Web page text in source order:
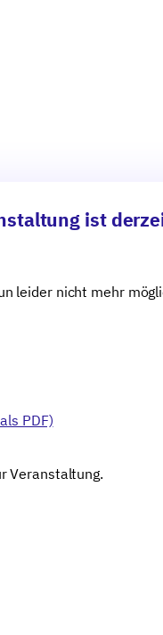
ist
leider nicht mehr
PDF)
Veranstaltung.